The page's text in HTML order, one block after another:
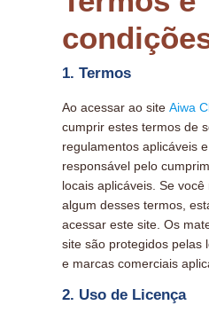
1. Termos
Ao acessar ao site Aiwa
cumprir estes termos de
regulamentos aplicáveis
responsável pelo
locais aplicáveis. Se
algum desses termos,
acessar este site. Os
site são protegidos pelas
e marcas comerciais
2. Uso de Licença